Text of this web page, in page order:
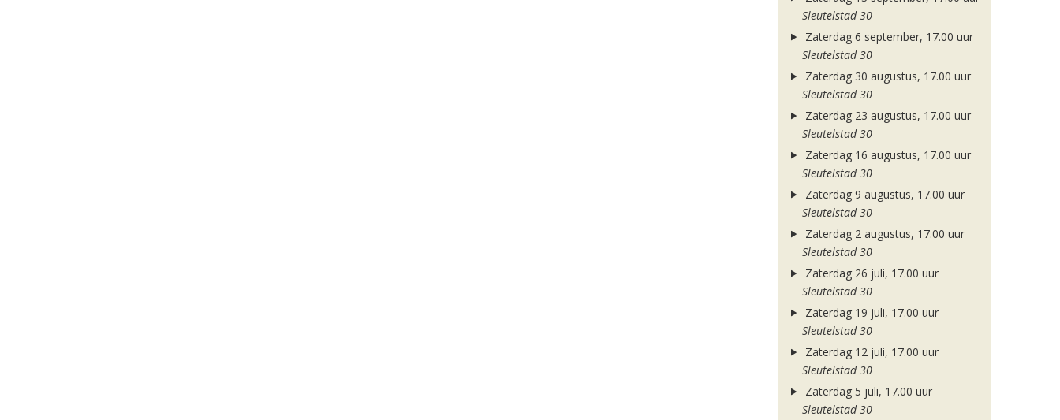
Sleutelstad 30
Zaterdag 6 september, 17.00 uur
Sleutelstad 30
Zaterdag 30 augustus, 17.00 uur
Sleutelstad 30
Zaterdag 23 augustus, 17.00 uur
Sleutelstad 30
Zaterdag 16 augustus, 17.00 uur
Sleutelstad 30
Zaterdag 9 augustus, 17.00 uur
Sleutelstad 30
Zaterdag 2 augustus, 17.00 uur
Sleutelstad 30
Zaterdag 26 juli, 17.00 uur
Sleutelstad 30
Zaterdag 19 juli, 17.00 uur
Sleutelstad 30
Zaterdag 12 juli, 17.00 uur
Sleutelstad 30
Zaterdag 5 juli, 17.00 uur
Sleutelstad 30